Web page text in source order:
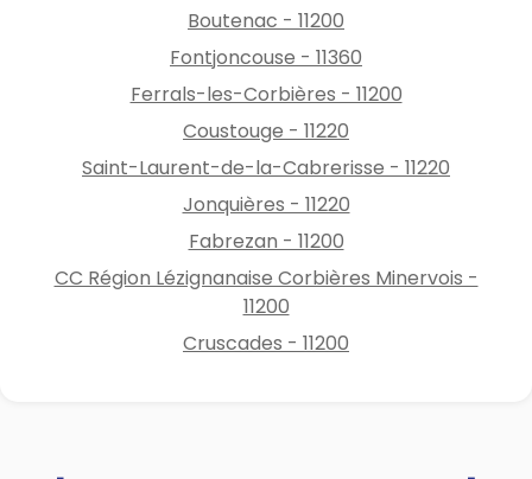
Boutenac - 11200
Fontjoncouse - 11360
Ferrals-les-Corbières - 11200
Coustouge - 11220
Saint-Laurent-de-la-Cabrerisse - 11220
Jonquières - 11220
Fabrezan - 11200
CC Région Lézignanaise Corbières Minervois -
11200
Cruscades - 11200